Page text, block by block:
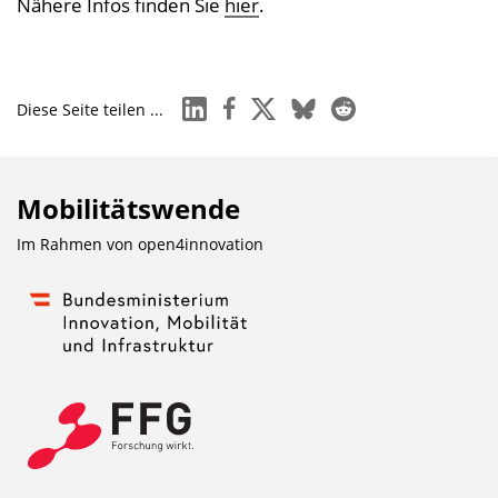
Diese Seite teilen ... linkedinfacebook
x blueskyreddit
Mobilitätswende
Im Rahmen von open4innovation